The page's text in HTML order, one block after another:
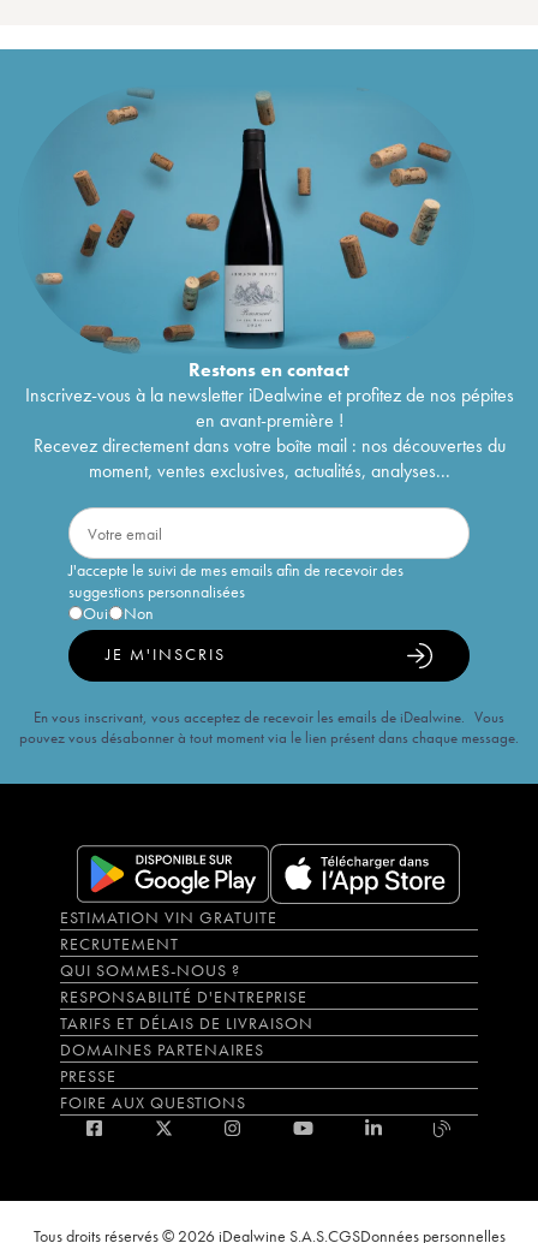
Restons encontact
Inscrivez-vous à la newsletter iDealwine et profitez de nos pépites
en avant-première !
Recevez directement dans votre boîte mail : nos découvertes du
moment, ventes exclusives, actualités, analyses...
J'accepte le suivi de mes emails afin de recevoir des
suggestions personnalisées
Oui
Non
JE M'INSCRIS
En vous inscrivant, vous acceptez de recevoir les emails de iDealwine. Vous
pouvez vous désabonner à tout moment via le lien présent dans chaque message.
ESTIMATION VIN GRATUITE
RECRUTEMENT
QUI SOMMES-NOUS ?
RESPONSABILITÉ D'ENTREPRISE
TARIFS ET DÉLAIS DE LIVRAISON
DOMAINES PARTENAIRES
PRESSE
FOIRE AUX QUESTIONS
Tous droits réservés © 2026 iDealwine S.A.S.CGSDonnées personnelles